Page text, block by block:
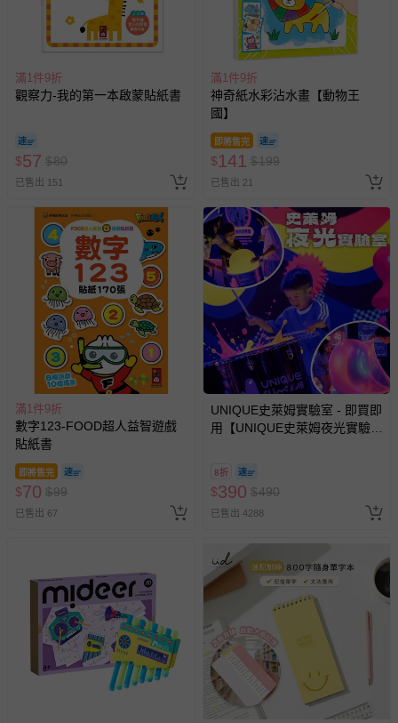
-其他原廠盒裝商品封口處已貼上「不可拆封」，或具警
示字句等說明貼紙、封條者。
國際航空、客運、訂房等服務。
相關的退換貨辦理流程，可詳見：退換貨 & 退款問題
其他常見問題：
運送服務：目前提供的運送僅限台灣本島。如您位於離島地
亦保留出貨與否的權利。離島、偏遠地區、樓層親送等加價
費用，可能會另需加收。
商品實際的配達日期，可於訂單個人資料內的查詢訂單內，
已出貨通知之訊息為主。
如您收到商品，請依正常流程檢查是否完好，若商品遇瑕疵
情形，您可申請更換新品或退貨，請見：退貨的辦理流程。
若您對於會員帳號、商品訂購與資訊、購物流程、付款方
式、折價券與購物金的使用、退貨及商品運送方式等有疑
問，你可詳見：媽咪愛客服中心。
預購商品：預購為海外同步代購，遇缺貨即會通知媽咪並協
助取消退款事宜。
商品如因「價格、組合」等錯誤原因，導致無法安排出貨，
會主動以簡訊及mail通知訂單取消事宜，並將提供適當補
償。
滿1件9折
觀察力-我的第一本啟蒙貼紙書
$57 $80
已售出 151
滿1件9折
神奇紙水彩沾水畫【動物王
國】
即將售完
$141 $199
已售出 21
滿1件9折
數字123-FOOD超人益智遊戲
貼紙書
即將售完
$70 $99
已售出 67
UNIQUE史萊姆實驗室 - 即買即
用【UNIQUE史萊姆夜光實驗室
訂單編號兌換，逾期作廢) (大
人小孩均一價(3歲以上需購票))
8折
$390 $490
已售出 4288